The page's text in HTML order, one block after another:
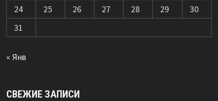
24
25 26 27 28 29
30
31
« Янв
СВЕЖИЕ ЗАПИСИ